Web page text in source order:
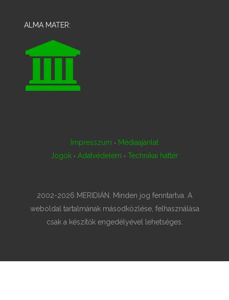
ALMA MATER:
Impresszum · Médiaajánlat
Jogok · Adatvédelem · Technikai háttér
2002-2026 MERIDIÁN. Minden jog fenntartva. A
weboldal tartalmának másodközlése, felhasználása
csak a készítők engedélyével lehetséges.